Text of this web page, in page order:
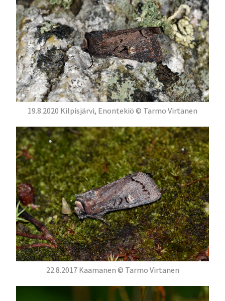
19.8.2020 Kilpisjärvi, Enontekiö © Tarmo Virtanen
22.8.2017 Kaamanen © Tarmo Virtanen